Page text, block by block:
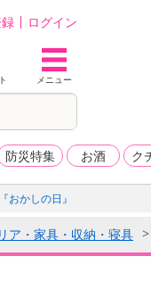
ログイン
メニュー
防災特集 お酒 ク
おかしの日』
ア・家具・収納・寝具